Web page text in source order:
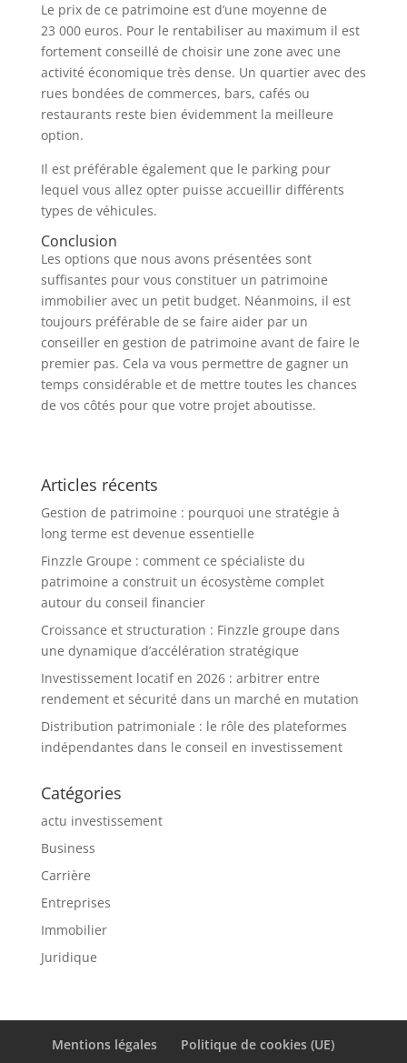
Le prix de ce patrimoine est d’une moyenne de
23 000 euros. Pour le rentabiliser au maximum il est
fortement conseillé de choisir une zone avec une
activité économique très dense. Un quartier avec des
rues bondées de commerces, bars, cafés ou
restaurants reste bien évidemment la meilleure
option.
Il est préférable également que le parking pour
lequel vous allez opter puisse accueillir différents
types de véhicules.
Conclusion
Les options que nous avons présentées sont
suffisantes pour vous constituer un patrimoine
immobilier avec un petit budget. Néanmoins, il est
toujours préférable de se faire aider par un
conseiller en gestion de patrimoine avant de faire le
premier pas. Cela va vous permettre de gagner un
temps considérable et de mettre toutes les chances
de vos côtés pour que votre projet aboutisse.
Articles récents
Gestion de patrimoine : pourquoi une stratégie à
long terme est devenue essentielle
Finzzle Groupe : comment ce spécialiste du
patrimoine a construit un écosystème complet
autour du conseil financier
Croissance et structuration : Finzzle groupe dans
une dynamique d’accélération stratégique
Investissement locatif en 2026 : arbitrer entre
rendement et sécurité dans un marché en mutation
Distribution patrimoniale : le rôle des plateformes
indépendantes dans le conseil en investissement
Catégories
actu investissement
Business
Carrière
Entreprises
Immobilier
Juridique
Mentions légales Politique de cookies (UE)